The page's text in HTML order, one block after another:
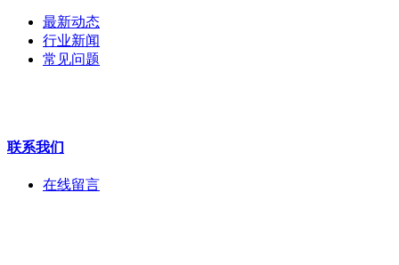
安检门
工程宝
海康机器人
最新动态
行业新闻
常见问题
联系我们
在线留言